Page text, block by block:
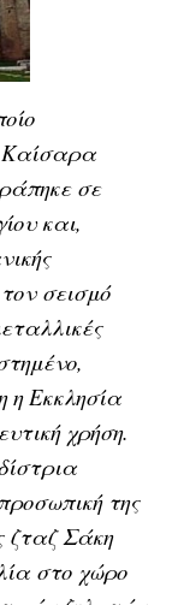
Καίσαρα
σε
και,
σεισμό
η Εκκλησία
χρήση.
της
ζταζ Σάκη
στο χώρο